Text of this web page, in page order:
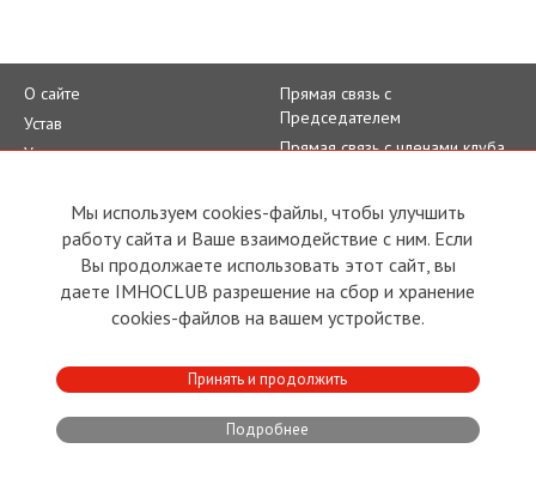
О сайте
Устав
Условия пользования
Прямая связь с
Председателем
Прямая связь c членами клуба
Контакты
Developed by:CRA
Copyright © 2011 - 2026 Imho
Club
Мы используем cookies-файлы, чтобы улучшить
работу сайта и Ваше взаимодействие с ним. Если
Вы продолжаете использовать этот сайт, вы
даете IMHOCLUB разрешение на сбор и хранение
cookies-файлов на вашем устройстве.
Принять и продолжить
Подробнее